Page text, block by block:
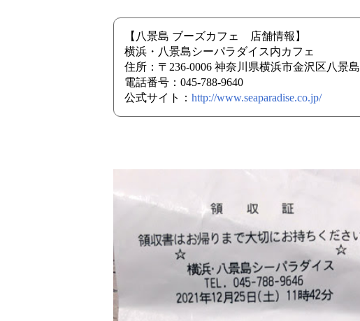
【八景島 ブーズカフェ 店舗情報】
横浜・八景島シーパラダイス内カフェ
住所：〒236-0006 神奈川県横浜市金沢区八景島
電話番号：045-788-9640
公式サイト： http://www.seaparadise.co.jp/